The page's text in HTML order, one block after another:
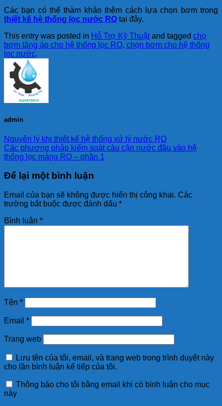
Các bạn có thể thàm khảo thêm cách lựa chọn bơm trong
thiết kế hệ thống lọc nước RO tại đây.
This entry was posted in Hỗ Trợ Kỹ Thuật and tagged chọ
bơm tăng áp cho hệ thống lọc RO, chọn bơm cho hệ thống
lọc nước.
admin
Nguyên lý khi thiết kế hệ thống xử lý nước RO
Các phương pháp kiểm soát cáu cặn nước đầu vào hệ
thống lọc màng RO – phần 1
Để lại một bình luận
Email của bạn sẽ không được hiển thị công khai. Các
trường bắt buộc được đánh dấu *
Bình luận *
Tên *
Email *
Trang web
Lưu tên của tôi, email, và trang web trong trình duyệt này
cho lần bình luận kế tiếp của tôi.
Thông báo cho tôi bằng email khi có bình luận cho mục
này